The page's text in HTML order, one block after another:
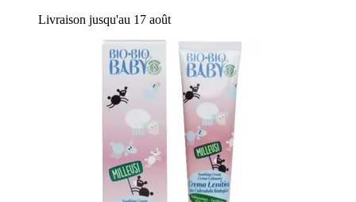
Livraison jusqu'au 17 août